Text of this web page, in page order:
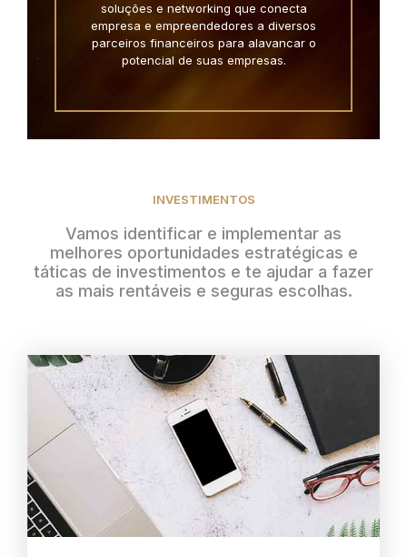
soluções e networking que conecta
empresa e empreendedores a diversos
parceiros financeiros para alavancar o
potencial de suas empresas.
INVESTIMENTOS
Vamos identificar e implementar as
melhores oportunidades estratégicas e
táticas de investimentos e te ajudar a fazer
as mais rentáveis e seguras escolhas.